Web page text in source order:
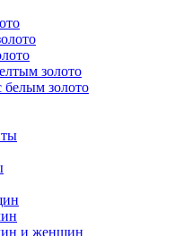
золото
белым золото
и женщин